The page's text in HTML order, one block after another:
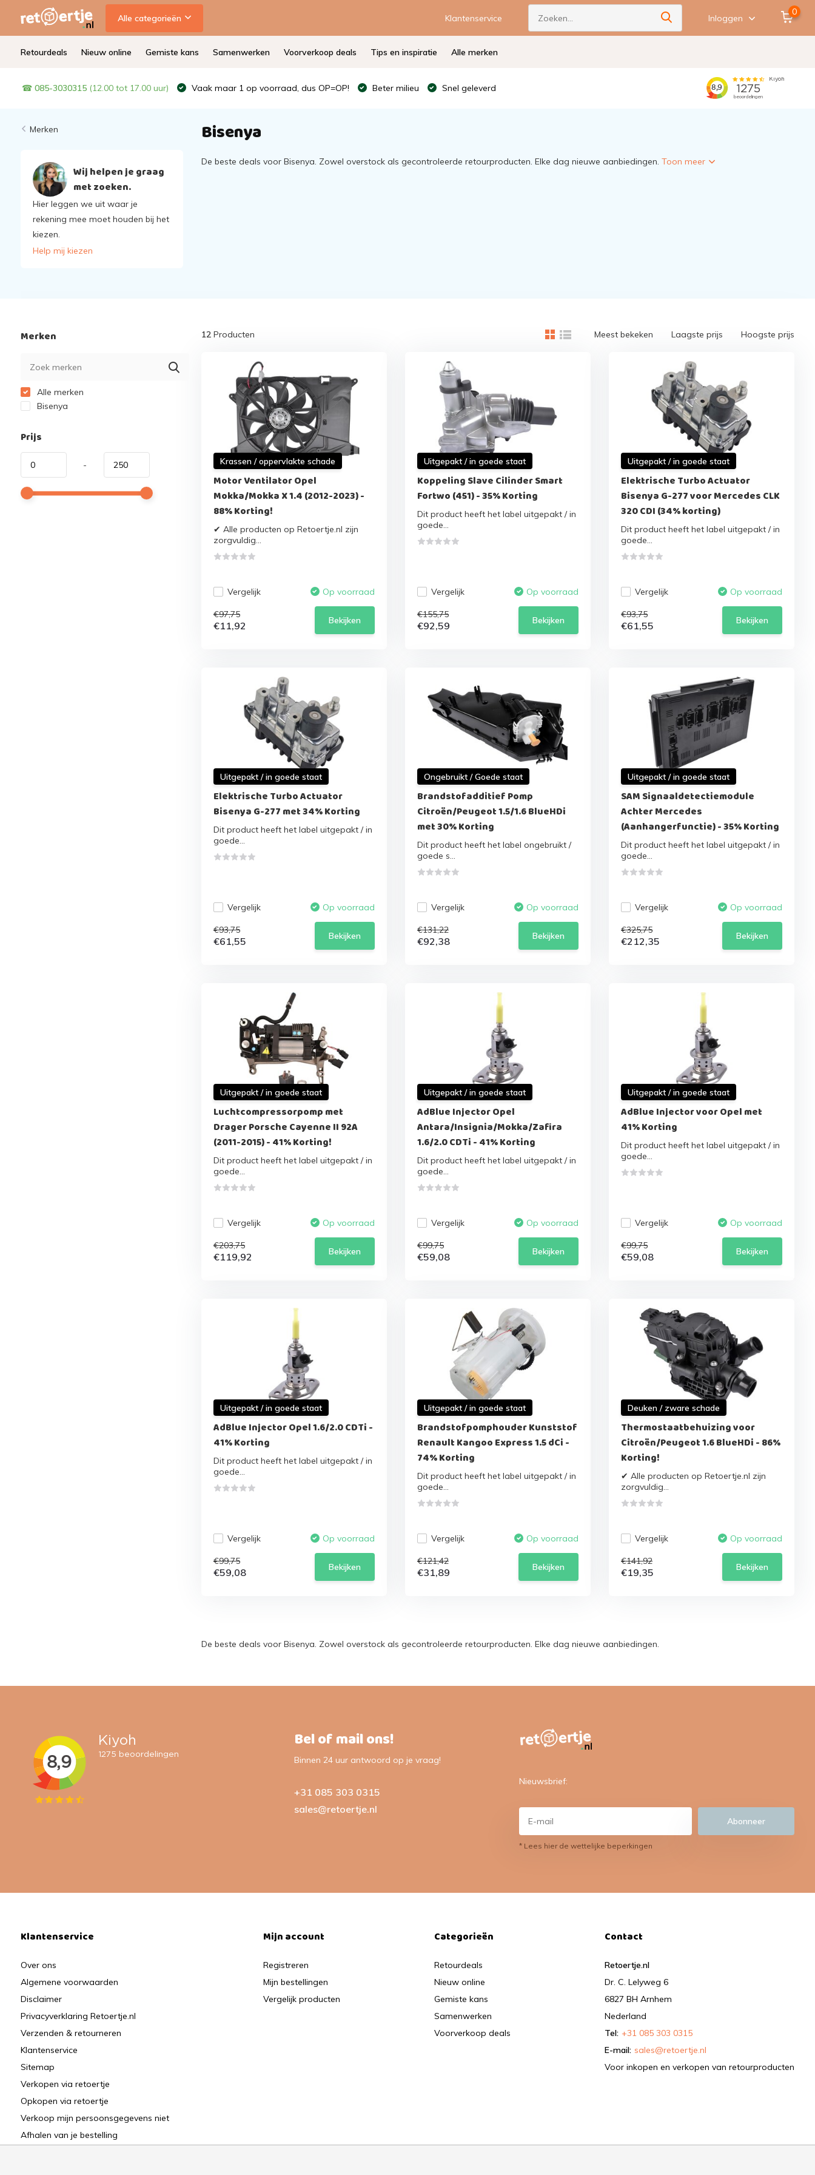
Alle categorieën Klantenservice Inloggen
0
Retourdeals Nieuw online Gemiste kans Samenwerken Voorverkoop deals Tips en inspiratie Alle merken
☎ 085-3030315 (12.00 tot 17.00 uur) Vaak maar 1 op voorraad, dus OP=OP! Beter milieu Snel geleverd
Merken
Wij helpen je graag
met zoeken.
Hier leggen we uit waar je
rekening mee moet houden bij het
kiezen.
Help mij kiezen
Bisenya
De beste deals voor Bisenya. Zowel overstock als gecontroleerde retourproducten. Elke dag nieuwe aanbiedingen. Toon meer
Merken
Alle merken
Bisenya
Prijs
-
12Producten Meest bekeken Laagste prijs Hoogste prijs
Krassen / oppervlakte schade
Motor Ventilator Opel
Mokka/Mokka X 1.4 (2012-2023) -
88% Korting!
✔ Alle producten op Retoertje.nl zijn
zorgvuldig...
Vergelijk Op voorraad
€97,75
€11,92 Bekijken
Uitgepakt / in goede staat
Koppeling Slave Cilinder Smart
Fortwo (451) - 35% Korting
Dit product heeft het label uitgepakt / in
goede...
Vergelijk Op voorraad
€155,75
€92,59 Bekijken
Uitgepakt / in goede staat
Elektrische Turbo Actuator
Bisenya G-277 voor Mercedes CLK
320 CDI (34% korting)
Dit product heeft het label uitgepakt / in
goede...
Vergelijk Op voorraad
€93,75
€61,55 Bekijken
Uitgepakt / in goede staat
Elektrische Turbo Actuator
Bisenya G-277 met 34% Korting
Dit product heeft het label uitgepakt / in
goede...
Vergelijk Op voorraad
€93,75
€61,55 Bekijken
Ongebruikt / Goede staat
Brandstofadditief Pomp
Citroën/Peugeot 1.5/1.6 BlueHDi
met 30% Korting
Dit product heeft het label ongebruikt /
goede s...
Vergelijk Op voorraad
€131,22
€92,38 Bekijken
Uitgepakt / in goede staat
SAM Signaaldetectiemodule
Achter Mercedes
(Aanhangerfunctie) - 35% Korting
Dit product heeft het label uitgepakt / in
goede...
Vergelijk Op voorraad
€325,75
€212,35 Bekijken
Uitgepakt / in goede staat
Luchtcompressorpomp met
Drager Porsche Cayenne II 92A
(2011-2015) - 41% Korting!
Dit product heeft het label uitgepakt / in
goede...
Vergelijk Op voorraad
€203,75
€119,92 Bekijken
Uitgepakt / in goede staat
AdBlue Injector Opel
Antara/Insignia/Mokka/Zafira
1.6/2.0 CDTi - 41% Korting
Dit product heeft het label uitgepakt / in
goede...
Vergelijk Op voorraad
€99,75
€59,08 Bekijken
Uitgepakt / in goede staat
AdBlue Injector voor Opel met
41% Korting
Dit product heeft het label uitgepakt / in
goede...
Vergelijk Op voorraad
€99,75
€59,08 Bekijken
Uitgepakt / in goede staat
AdBlue Injector Opel 1.6/2.0 CDTi -
41% Korting
Dit product heeft het label uitgepakt / in
goede...
Vergelijk Op voorraad
€99,75
€59,08 Bekijken
Uitgepakt / in goede staat
Brandstofpomphouder Kunststof
Renault Kangoo Express 1.5 dCi -
74% Korting
Dit product heeft het label uitgepakt / in
goede...
Vergelijk Op voorraad
€121,42
€31,89 Bekijken
Deuken / zware schade
Thermostaatbehuizing voor
Citroën/Peugeot 1.6 BlueHDi - 86%
Korting!
✔ Alle producten op Retoertje.nl zijn
zorgvuldig...
Vergelijk Op voorraad
€141,92
€19,35 Bekijken
De beste deals voor Bisenya. Zowel overstock als gecontroleerde retourproducten. Elke dag nieuwe aanbiedingen.
Bel of mail ons!
Binnen 24 uur antwoord op je vraag!
+31 085 303 0315
sales@retoertje.nl
Nieuwsbrief:
Abonneer
* Lees hier de wettelijke beperkingen
Klantenservice
Over ons
Algemene voorwaarden
Disclaimer
Privacyverklaring Retoertje.nl
Verzenden & retourneren
Klantenservice
Sitemap
Verkopen via retoertje
Opkopen via retoertje
Verkoop mijn persoonsgegevens niet
Afhalen van je bestelling
Mijn account
Registreren
Mijn bestellingen
Vergelijk producten
Categorieën
Retourdeals
Nieuw online
Gemiste kans
Samenwerken
Voorverkoop deals
Contact
Retoertje.nl
Dr. C. Lelyweg 6
6827 BH Arnhem
Nederland
Tel: +31 085 303 0315
E-mail: sales@retoertje.nl
Voor inkopen en verkopen van retourproducten